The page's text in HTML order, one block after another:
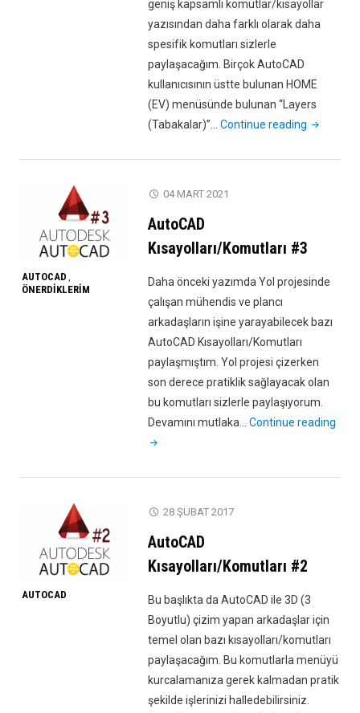
geniş kapsamlı komutlar/kısayollar
yazısından daha farklı olarak daha
spesifik komutları sizlerle
paylaşacağım. Birçok AutoCAD
kullanıcısının üstte bulunan HOME
(EV) menüsünde bulunan “Layers
(Tabakalar)”…Continue reading "AutoCAD
Komutlar
LAYERS/
AUTOCAD ,
ÖNERDIKLERIM
04 MART 2021
AutoCAD
Kısayolları/Komutları #3
Daha önceki yazımda Yol projesinde
çalışan mühendis ve plancı
arkadaşların işine yarayabilecek bazı
AutoCAD Kısayolları/Komutları
paylaşmıştım. Yol projesi çizerken
son derece pratiklik sağlayacak olan
bu komutları sizlerle paylaşıyorum.
Devamını mutlaka…Continue reading
AUTOCAD
28 ŞUBAT 2017
AutoCAD
Kısayolları/Komutları #2
Bu başlıkta da AutoCAD ile 3D (3
Boyutlu) çizim yapan arkadaşlar için
temel olan bazı kısayolları/komutları
paylaşacağım. Bu komutlarla menüyü
kurcalamanıza gerek kalmadan pratik
şekilde işlerinizi halledebilirsiniz.